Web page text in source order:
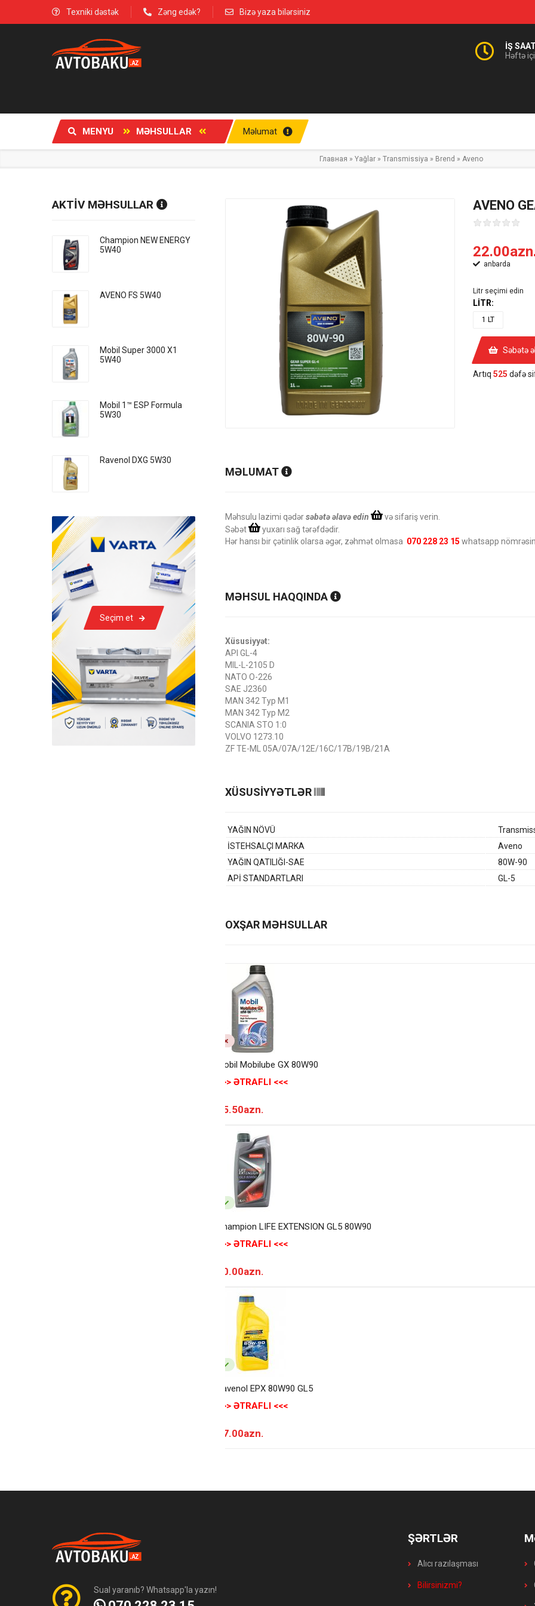
Texniki dəstək Zəng edək? Bizə yaza bilərsiniz
İŞ
Həftə
MENYU MƏHSULLAR Məlumat
Главная » Yağlar » Transmissiya » Brend » Aveno
AVENO
anbarda
Litr seçimi edin
LİTR:
1 LT
Səbətə
Artıq 525 dəfə
MƏLUMAT
Məhsulu lazimi qədərsəbətə əlavə edin
və sifariş verin.
Səbət
yuxarı sağ tərəfdədir.
Hər hansı bir çətinlik olarsa əgər, zəhmət olmasa 070 228 23 15 whatsapp
MƏHSUL HAQQINDA
Xüsusiyyət:
API GL-4
MIL-L-2105 D
NATO O-226
SAE J2360
MAN 342 Typ M1
MAN 342 Typ M2
SCANIA STO 1:0
VOLVO 1273.10
ZF TE-ML 05A/07A/12E/16C/17B/19B/21A
XÜSUSİYYƏTLƏR
YAĞIN NÖVÜ
İSTEHSALÇI MARKA
Aveno
YAĞIN QATILIĞI-SAE
80W-90
APİ STANDARTLARI
GL-5
OXŞAR MƏHSULLAR
Mobil Mobilube GX 80W90
>>> ƏTRAFLI <<<
15.50azn.
Champion LIFE EXTENSION GL5 80W90
>>> ƏTRAFLI <<<
20.00azn.
Ravenol EPX 80W90 GL5
>>> ƏTRAFLI <<<
27.00azn.
AKTİV MƏHSULLAR
Champion NEW ENERGY
5W40
AVENO FS 5W40
Mobil Super 3000 X1
5W40
Mobil 1™ ESP Formula
5W30
Ravenol DXG 5W30
Seçim et
Sual yaranıb? Whatsapp'la yazın!
ŞƏRTLƏR
Alıcı razılaşması
Bilirsinizmi?